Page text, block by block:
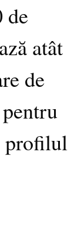
de
atât
de
profilul